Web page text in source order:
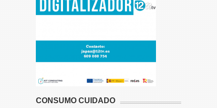
CONSUMO CUIDADO